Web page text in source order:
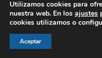
Utilizamos cookies para
nuestra web. En los ajustes
cookies utilizamos o
Aceptar